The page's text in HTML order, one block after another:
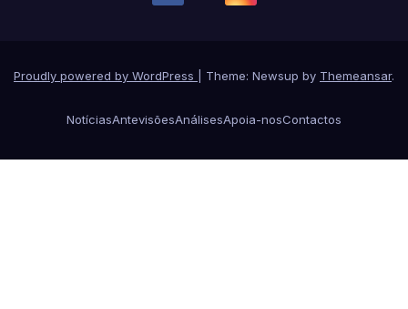
Proudly powered by WordPress Theme: Newsup by Themeansar.
NotíciasAntevisõesAnálisesApoia-nosContactos